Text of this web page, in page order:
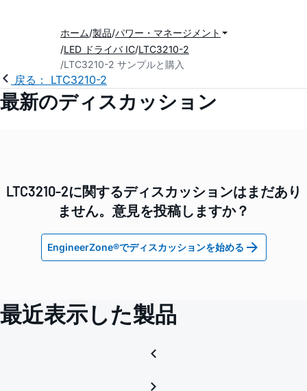
ホーム 製品 パワー・マネージメント
LED ドライバ IC LTC3210-2
LTC3210-2 サンプルと購入
戻る： LTC3210-2
最新のディスカッション
LTC3210-2に関するディスカッションはまだあり
ません。意見を投稿しますか？
EngineerZone®でディスカッションを始める
最近表示した製品